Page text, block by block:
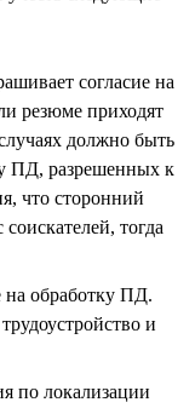
согласие на
резюме приходят
должно быть
ПД, разрешенных к
что сторонний
тогда
на обработку ПД.
и
по локализации